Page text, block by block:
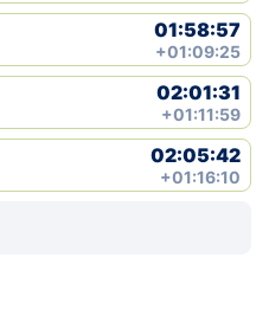
01:58:57
+01:09:25
02:01:31
+01:11:59
02:05:42
+01:16:10